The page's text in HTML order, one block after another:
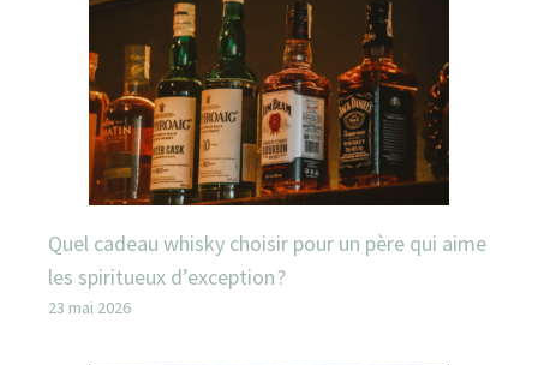
Quel cadeau whisky choisir pour un père qui aime
les spiritueux d’exception ?
23 mai 2026